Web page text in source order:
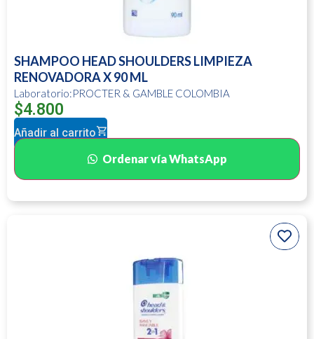
SHAMPOO HEAD SHOULDERS LIMPIEZA
RENOVADORA X 90 ML
Laboratorio:PROCTER & GAMBLE COLOMBIA
$4.800
Añadir al carrito
Ordenar vía WhatsApp